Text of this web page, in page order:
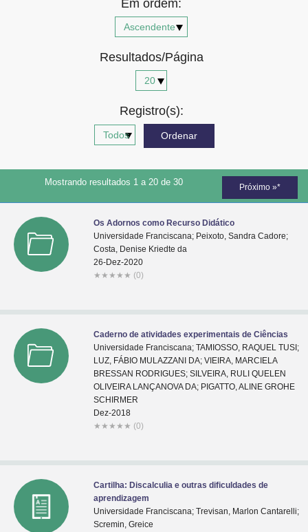
Em ordem:
Resultados/Página
Registro(s):
Mostrando resultados 1 a 20 de 30 Próximo »*
Os Adornos como Recurso Didático
Universidade Franciscana; Peixoto, Sandra Cadore;
Costa, Denise Kriedte da
26-Dez-2020
★ ★ ★ ★ ★ (0)
Caderno de atividades experimentais de Ciências
Universidade Franciscana; TAMIOSSO, RAQUEL TUSI;
LUZ, FÁBIO MULAZZANI DA; VIEIRA, MARCIELA
BRESSAN RODRIGUES; SILVEIRA, RULI QUELEN
OLIVEIRA LANÇANOVA DA; PIGATTO, ALINE GROHE
SCHIRMER
Dez-2018
★ ★ ★ ★ ★ (0)
Cartilha: Discalculia e outras dificuldades de
aprendizagem
Universidade Franciscana; Trevisan, Marlon Cantarelli;
Scremin, Greice